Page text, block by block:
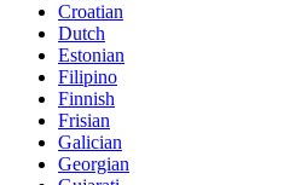
Croatian
Dutch
Estonian
Filipino
Finnish
Frisian
Galician
Georgian